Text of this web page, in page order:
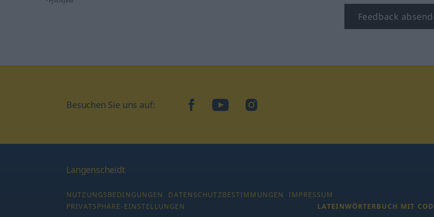
Feedback
Besuchen Sie uns auf: facebookYouTubeInstagram
Langenscheidt
NUTZUNGSBEDINGUNGEN DATENSCHUTZBESTIMMUNGEN
IMPRESSUM
PRIVATSPHÄRE-EINSTELLUNGEN
LATEINWÖRTERBUCH MIT